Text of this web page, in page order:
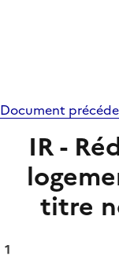
Document
IR -
titre
1